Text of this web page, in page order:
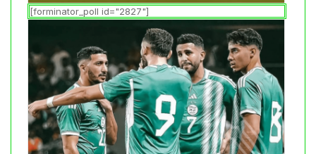
[forminator_poll id="2827"]